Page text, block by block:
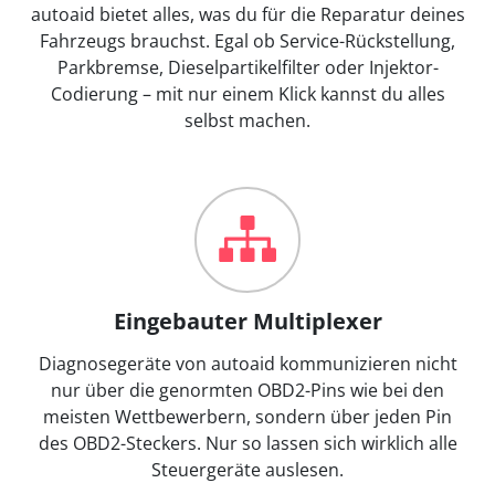
autoaid bietet alles, was du für die Reparatur deines
Fahrzeugs brauchst. Egal ob Service-Rückstellung,
Parkbremse, Dieselpartikelfilter oder Injektor-
Codierung – mit nur einem Klick kannst du alles
selbst machen.
Eingebauter Multiplexer
Diagnosegeräte von autoaid kommunizieren nicht
nur über die genormten OBD2-Pins wie bei den
meisten Wettbewerbern, sondern über jeden Pin
des OBD2-Steckers. Nur so lassen sich wirklich alle
Steuergeräte auslesen.